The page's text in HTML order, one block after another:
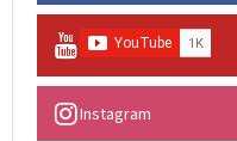
Instagram